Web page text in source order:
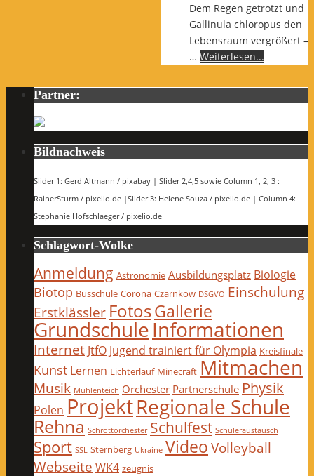
Dem Regen getrotzt und
Gallinula chloropus den
Lebensraum vergrößert –
… Weiterlesen...
Partner:
Bildnachweis
Slider 1: Gerd Altmann / pixabay | Slider 2,4,5 sowie Column 1, 2, 3 :
RainerSturm / pixelio.de |Slider 3: Helene Souza / pixelio.de | Column 4:
Stephanie Hofschlaeger / pixelio.de
Schlagwort-Wolke
Anmeldung Astronomie Ausbildungsplatz Biologie
Biotop Busschule Corona Czarnkow DSGVO Einschulung
Erstklässler FotosGallerie
GrundschuleInformationen
Internet JtfO Jugend trainiert für Olympia Kreisfinale
Kunst Lernen Lichterlauf Minecraft Mitmachen
Musik Mühlenteich Orchester Partnerschule Physik
Polen ProjektRegionale Schule
Rehna Schrottorchester Schulfest Schüleraustausch
Sport SSL Sternberg Ukraine VideoVolleyball
Webseite WK4 zeugnis